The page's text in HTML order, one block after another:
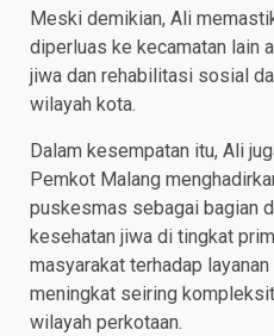
Meski demikian, Ali
diperluas ke kecamatan lain
jiwa dan rehabilitasi sosial
wilayah kota.
Dalam kesempatan itu, Ali
Pemkot Malang
puskesmas sebagai bagian
kesehatan jiwa di tingkat
masyarakat terhadap
meningkat seiring
wilayah perkotaan.